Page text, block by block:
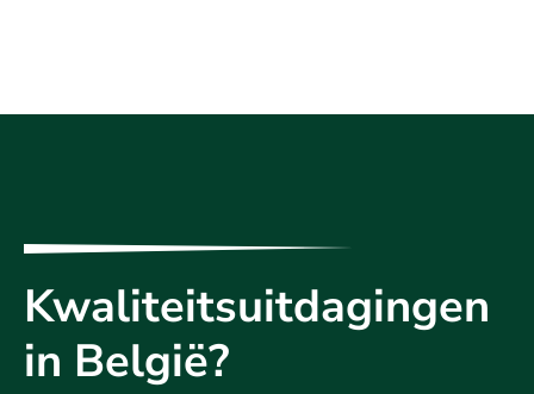
Kwaliteitsuitdagingen
in België?